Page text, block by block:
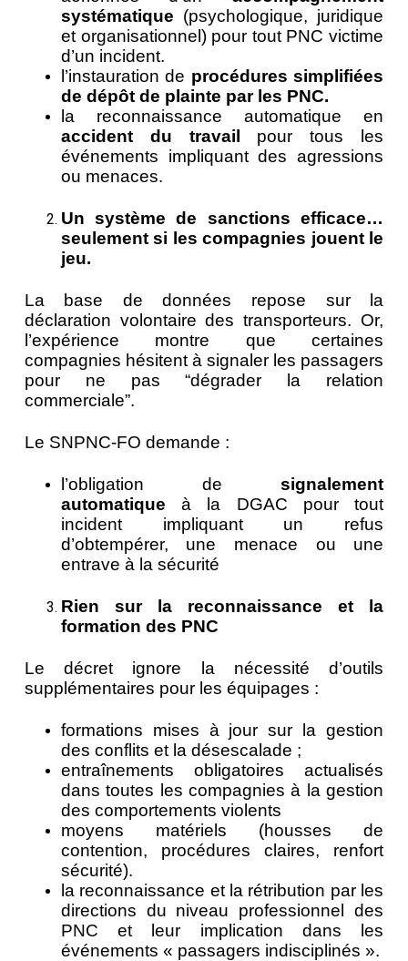
systématique (psychologique, juridique
et organisationnel) pour tout PNC victime
d’un incident.
l’instauration de procédures simplifiées
de dépôt de plainte par les PNC.
la reconnaissance automatique en
accident du travail
pour tous les
événements impliquant des agressions
ou menaces.
Un système de sanctions efficace…
seulement si les compagnies jouent le
jeu.
La base de données repose sur la
déclaration volontaire des transporteurs. Or,
l’expérience montre que certaines
compagnies hésitent à signaler les passagers
pour ne pas “dégrader la relation
commerciale”.
Le SNPNC-FO demande :
l’obligation designalement
automatique à la DGAC pour tout
incident impliquant un refus
d’obtempérer, une menace ou une
entrave à la sécurité
Rien sur la reconnaissance et la
formation des PNC
Le décret ignore la nécessité d’outils
supplémentaires pour les équipages :
formations mises à jour sur la gestion
des conflits et la désescalade ;
entraînements obligatoires actualisés
dans toutes les compagnies à la gestion
des comportements violents
moyens matériels (housses de
contention, procédures claires, renfort
sécurité).
la reconnaissance et la rétribution par les
directions du niveau professionnel des
PNC et leur implication dans les
événements « passagers indisciplinés ».